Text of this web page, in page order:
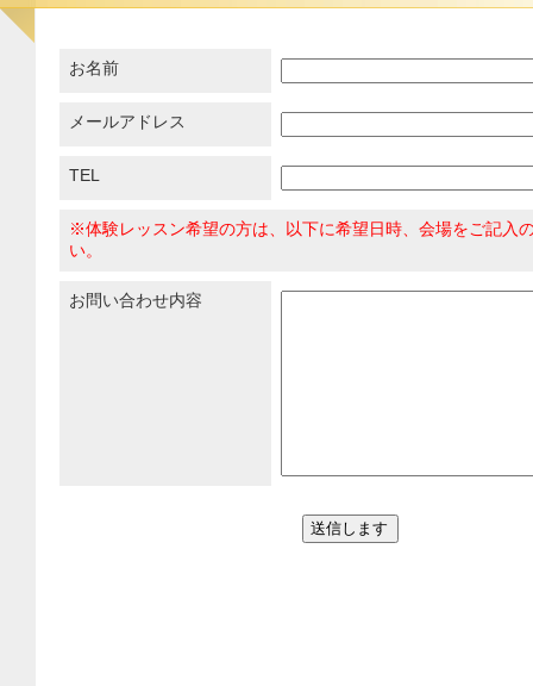
お名前
メールアドレス
TEL
※体験レッスン希望の方は、以下に希望日時、会場をご記入
い。
お問い合わせ内容